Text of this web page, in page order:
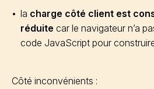
la charge côté client est
réduite car le navigateur n’a
code JavaScript pour
Côté inconvénients :